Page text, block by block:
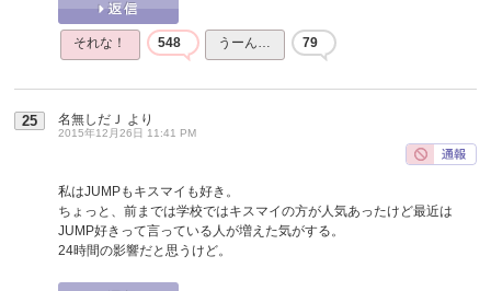
それな！ 548 うーん… 79
25 名無しだＪ より
2015年12月26日 11:41 PM
私はJUMPもキスマイも好き。
ちょっと、前までは学校ではキスマイの方が人気あったけど最近は
JUMP好きって言っている人が増えた気がする。
24時間の影響だと思うけど。